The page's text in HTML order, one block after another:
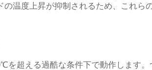
温度上昇が抑制されるため、これら
超える過酷な条件下で動作します